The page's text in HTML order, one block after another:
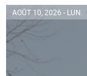
AOÛT 10, 2026 - LUN.